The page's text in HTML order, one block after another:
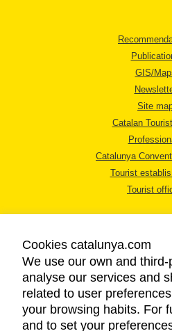
GIS/
Site
Catalan
Catalunya
Tourist
Tourist
LEGAL
PRIVACY
COOKIES
Cookies catalunya.com
We use our own and
analyse our services and
related to user
your browsing habits. For
and to set your